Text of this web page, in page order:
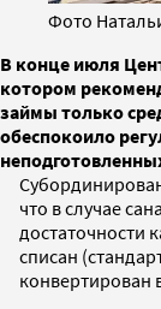
Фото
В конце июля
котором
займы только
обеспокоило
что в случае
достаточности
списан
конвертирован